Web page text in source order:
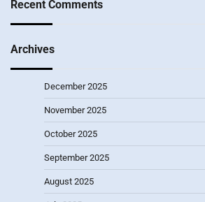
Recent Comments
Archives
December 2025
November 2025
October 2025
September 2025
August 2025